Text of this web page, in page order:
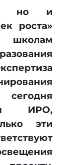
но и
роста»
школам
ИРО,
эти